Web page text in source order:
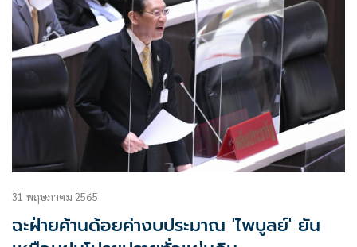
31 พฤษภาคม 2565
ฉะฝ่ายค้านด้อยค่างบประมาณ 'ไพบูลย์' ยัน